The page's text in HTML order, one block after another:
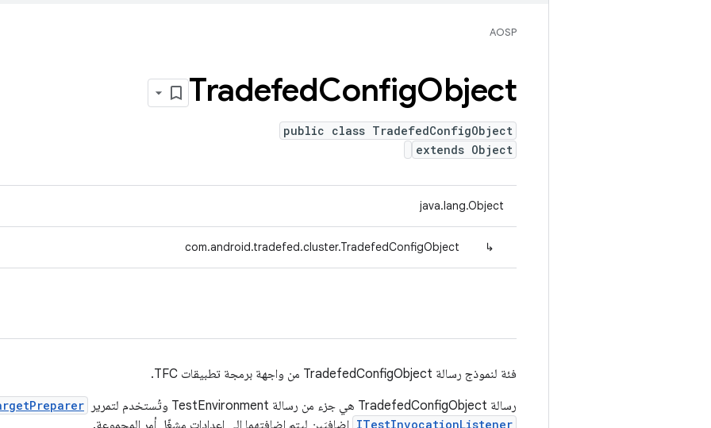
AOSP
TradefedConfigObject
public class TradefedConfigObject
extends Object
java.lang.Object
↳
com.android.tradefed.cluster.TradefedConfigObject
فئة لنموذج رسالة TradefedConfigObject من واجهة برمجة تطبيقات TFC.
رسالة TradefedConfigObject هي جزء من رسالة TestEnvironment وتُستخدم لتمرير
ITestInvocationListener إضافيَين ليتم إضافتهما إلى إعدادات مشغّل أمر المجموعة.